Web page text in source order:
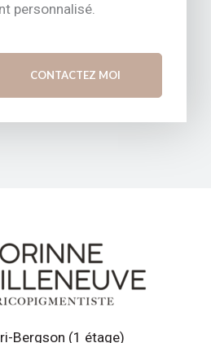
personnalisé.
CONTACTEZ MOI
Bergson (1 étage)